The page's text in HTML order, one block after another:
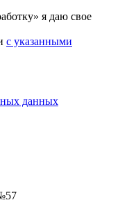
я даю свое
с указанными
данных